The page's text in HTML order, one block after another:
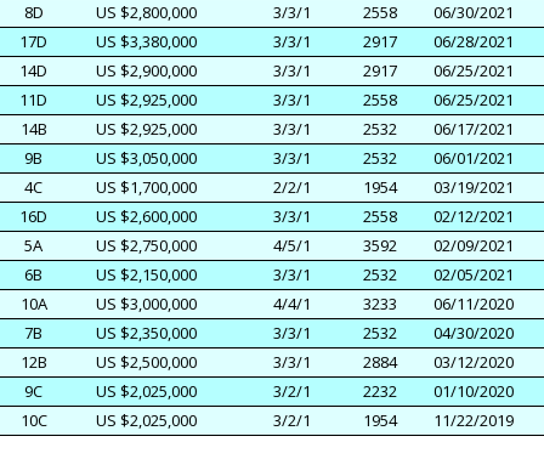
8D
US $2,800,000 3/3/1 2558
06/30/2021
17D
US $3,380,000 3/3/1 2917
06/28/2021
14D
US $2,900,000 3/3/1 2917
06/25/2021
11D
US $2,925,000 3/3/1 2558
06/25/2021
14B
US $2,925,000 3/3/1 2532
06/17/2021
9B
US $3,050,000 3/3/1 2532
06/01/2021
4C
US $1,700,000 2/2/1 1954
03/19/2021
16D
US $2,600,000 3/3/1 2558
02/12/2021
5A
US $2,750,000 4/5/1 3592
02/09/2021
6B
US $2,150,000 3/3/1 2532
02/05/2021
10A
US $3,000,000 4/4/1 3233
06/11/2020
7B
US $2,350,000 3/3/1 2532
04/30/2020
12B
US $2,500,000 3/3/1 2884
03/12/2020
9C
US $2,025,000 3/2/1 2232
01/10/2020
10C
US $2,025,000 3/2/1 1954 11/22/2019